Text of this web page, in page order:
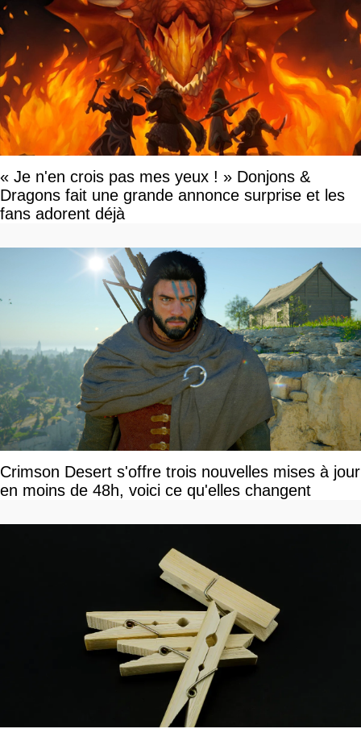
« Je n'en crois pas mes yeux ! » Donjons &
Dragons fait une grande annonce surprise et les
fans adorent déjà
Crimson Desert s'offre trois nouvelles mises à jour
en moins de 48h, voici ce qu'elles changent